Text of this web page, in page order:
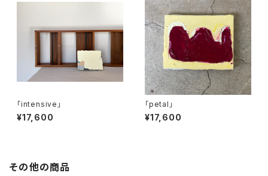
「intensive」
¥17,600
「petal」
¥17,600
その他の商品